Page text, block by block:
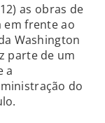
as obras de
em frente ao
Washington
parte de um
a
do